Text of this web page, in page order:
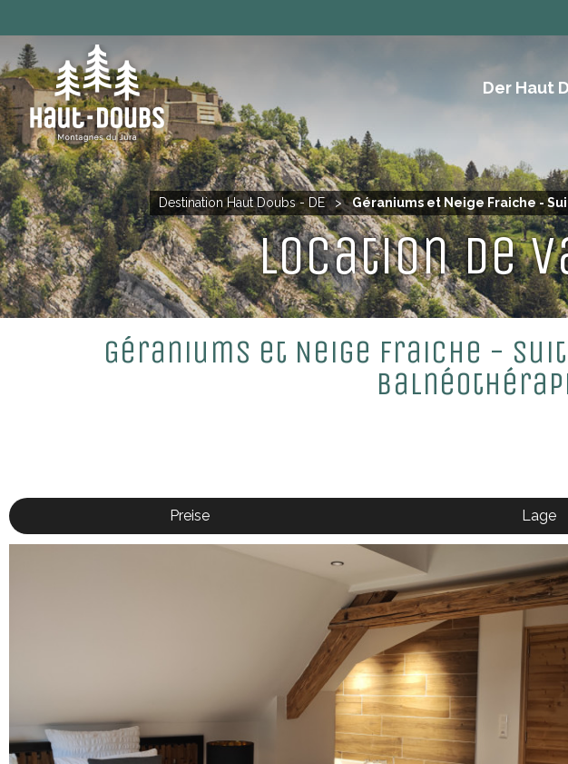
Der Haut
Destination Haut Doubs - DE > Géraniums et Neige Fraiche -
Location de
Géraniums et Neige Fraiche -
Preise Lage